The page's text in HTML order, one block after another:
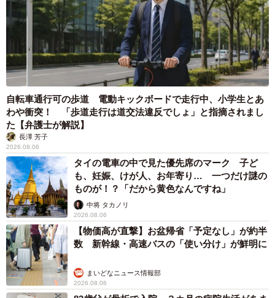
自転車通行可の歩道 電動キックボードで走行中、小学生とあ
わや衝突！ 「歩道走行は道交法違反でしょ」と指摘されまし
た【弁護士が解説】
長澤 芳子
2026.08.06
タイの電車の中で見た優先席のマーク 子ど
も、妊娠、けが人、お年寄り… 一つだけ謎の
ものが！？「だから黄色なんですね」
中将 タカノリ
2026.08.06
【物価高が直撃】お盆帰省「予定なし」が約半
数 新幹線・高速バスの「使い分け」が鮮明に
まいどなニュース情報部
2026.08.06